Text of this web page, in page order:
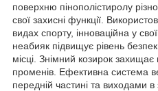
поверхню пінополістиролу
свої захисні функції.
видах спорту, інноваційна у
неабияк підвищує рівень
місці. Знімний козирок захищає
променів. Ефективна система
передній частині та виходами в